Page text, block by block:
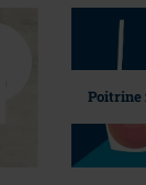
Poitrine